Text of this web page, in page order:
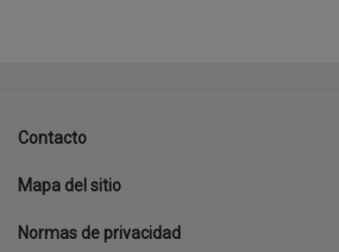
Footer
menu
Contacto
Mapa del sitio
Normas de privacidad